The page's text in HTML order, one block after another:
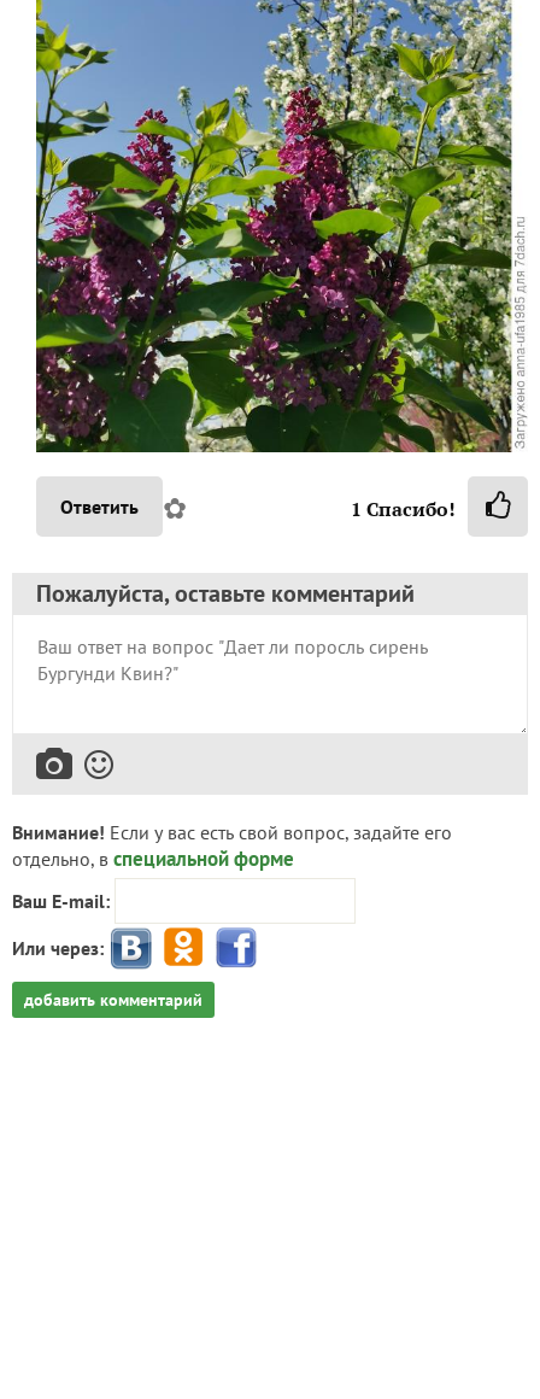
Ответить ✿ 1 Спасибо!
Пожалуйста, оставьте комментарий
Внимание! Если у вас есть свой вопрос, задайте его
отдельно, в специальной форме
Ваш E-mail:
Или через:
добавить комментарий